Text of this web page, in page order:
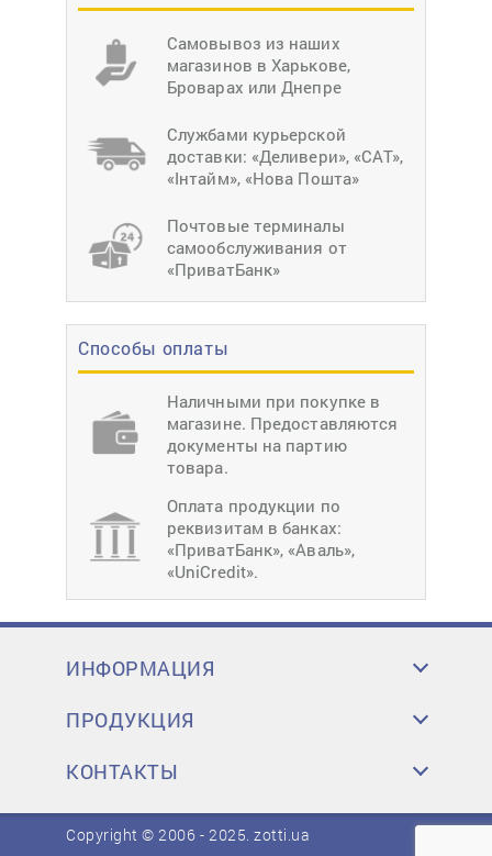
Самовывоз из наших
магазинов в Харькове,
Броварах или Днепре
Службами курьерской
доставки: «Деливери», «САТ»,
«Інтайм», «Нова Пошта»
Почтовые терминалы
самообслуживания от
«ПриватБанк»
Способы оплаты
Наличными при покупке в
магазине. Предоставляются
документы на партию
товара.
Оплата продукции по
реквизитам в банках:
«ПриватБанк», «Аваль»,
«UniCredit».
ИНФОРМАЦИЯ
ПРОДУКЦИЯ
КОНТАКТЫ
Copyright © 2006 - 2025.zotti.ua